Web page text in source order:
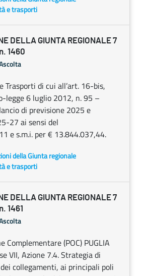
e trasporti
DELLA GIUNTA REGIONALE 7
1460
Trasporti di cui all’art. 16-bis,
legge 6 luglio 2012, n. 95 –
di previsione 2025 e
27 ai sensi del
e s.m.i. per € 13.844.037,44.
della Giunta regionale
e trasporti
DELLA GIUNTA REGIONALE 7
1461
Complementare (POC) PUGLIA
VII, Azione 7.4. Strategia di
collegamenti, ai principali poli